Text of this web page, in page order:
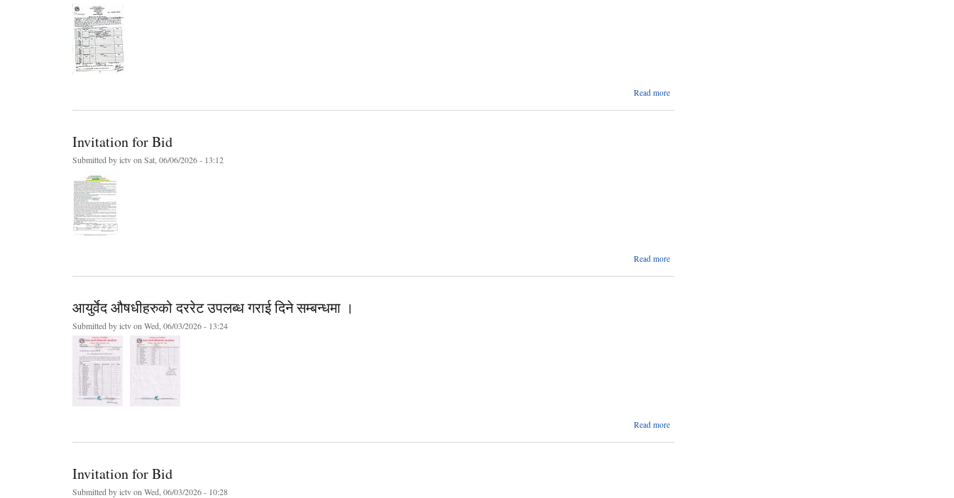
Read more
Invitation for Bid
Submitted byictvon Sat, 06/06/2026 - 13:12
Read more
आयुर्वेद औषधीहरुको दररेट उपलब्ध गराई दिने सम्बन्धमा ।
Submitted byictvon Wed, 06/03/2026 - 13:24
Read more
Invitation for Bid
Submitted byictvon Wed, 06/03/2026 - 10:28